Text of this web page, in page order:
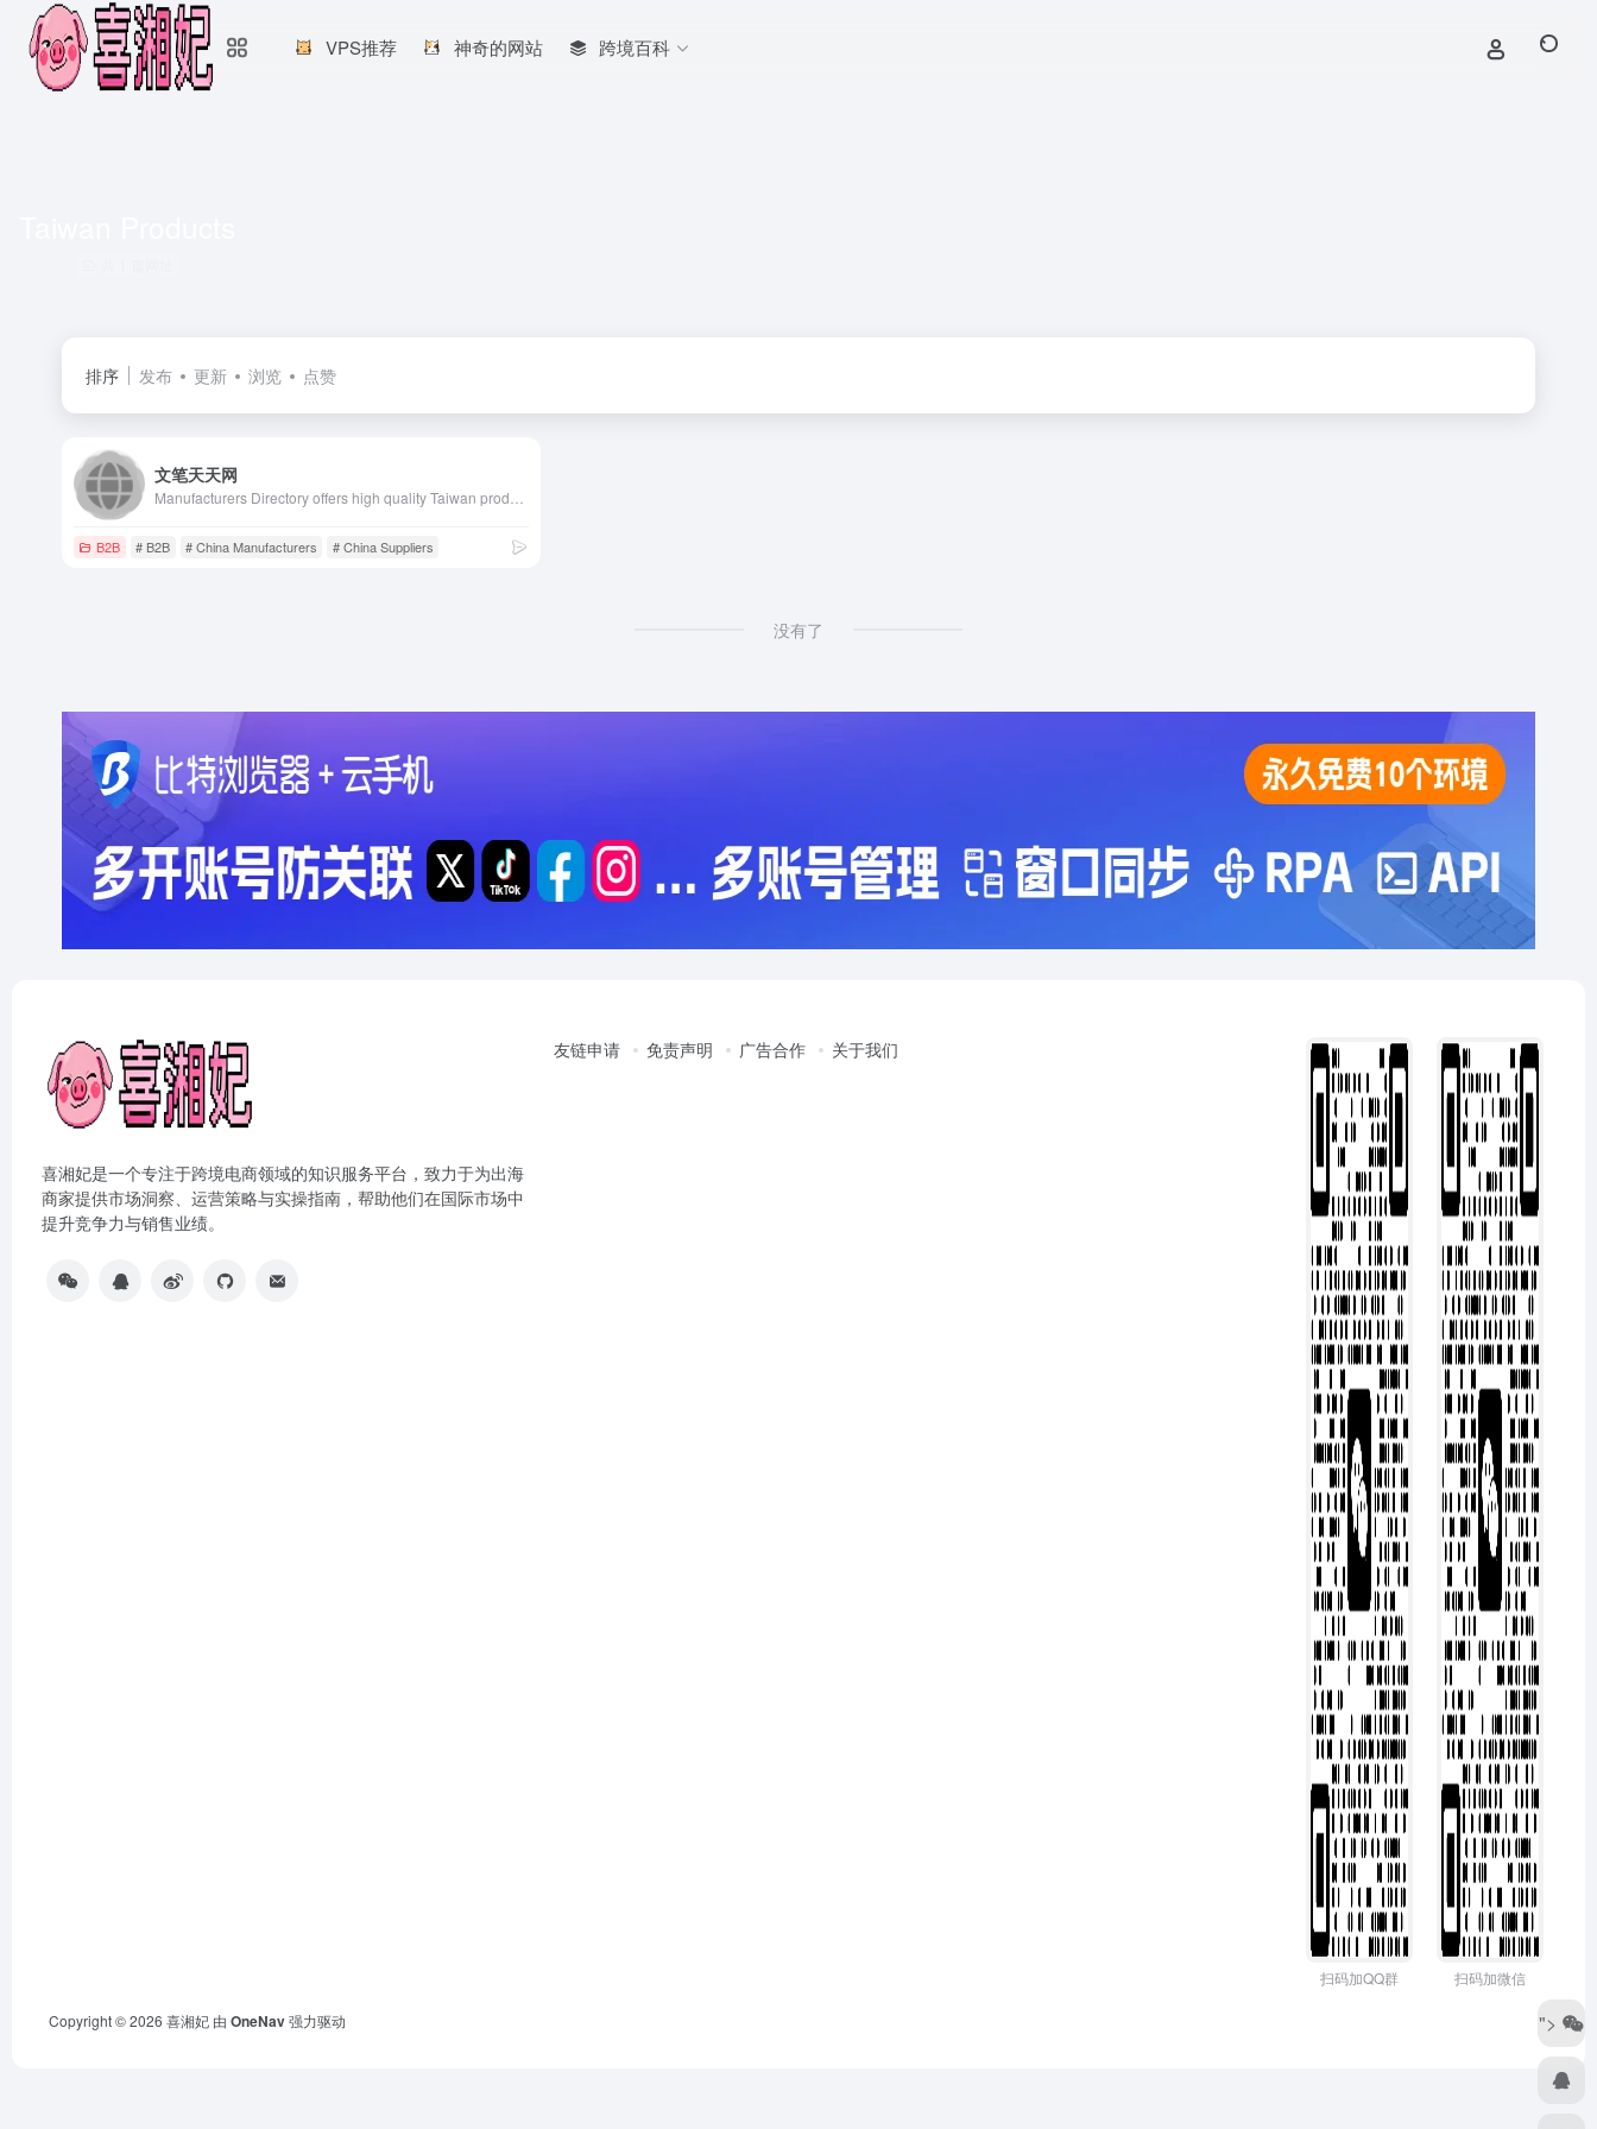
VPS推荐 神奇的网站 跨境百科
排序 发布 更新 浏览 点赞
文笔天天网
B2B # B2B # China Manufacturers # China Suppliers
没有了
喜湘妃是一个专注于跨境电商领域的知识服务平台，致力于为出海
商家提供市场洞察、运营策略与实操指南，帮助他们在国际市场中
提升竞争力与销售业绩。
友链申请 免责声明 广告合作 关于我们
扫码加QQ群 扫码加微信
Copyright © 2026 喜湘妃 由 OneNav强力驱动 ">